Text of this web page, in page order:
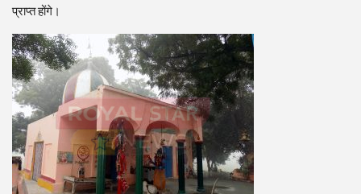
प्राप्त होंगे।